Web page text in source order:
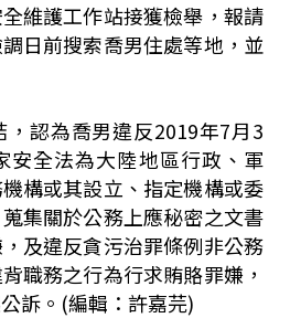
維護工作站接獲檢舉，報請
日前搜索喬男住處等地，並
認為喬男違反2019年7月3
安全法為大陸地區行政、軍
構或其設立、指定機構或委
集關於公務上應秘密之文書
及違反貪污治罪條例非公務
職務之行為行求賄賂罪嫌，
訴。(編輯：許嘉芫)